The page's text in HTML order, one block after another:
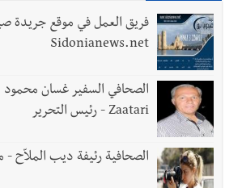
فريق العمل في موقع جريدة
Sidonianews.net
Zaatari - رئيس التحرير
الصحافية رئيفة ديب الملاّح -